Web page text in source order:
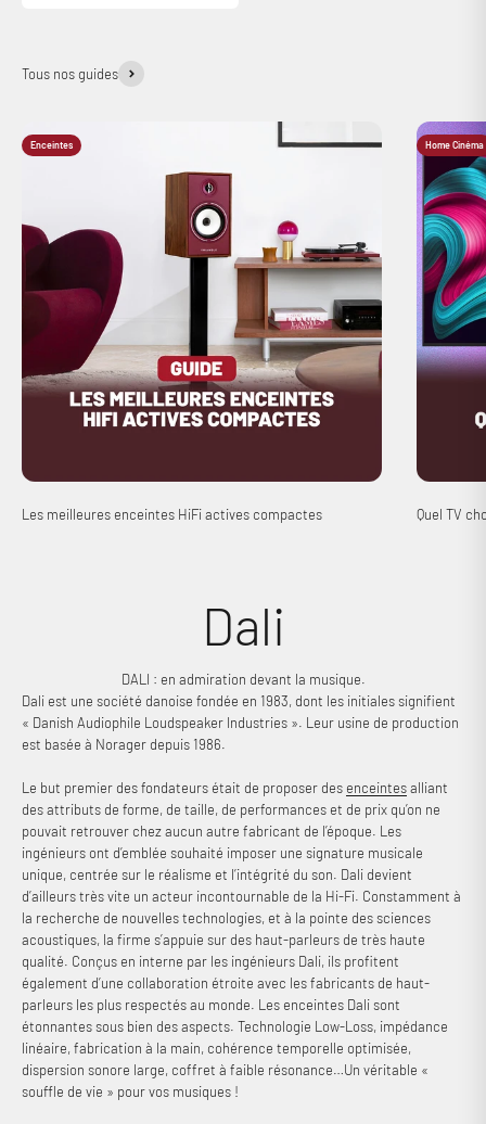
Tous nos guides
Enceintes
Les meilleures enceintes HiFi actives compactes
Home Cinéma
Quel TV
DALI : en admiration devant la musique.
Dali est une société danoise fondée en 1983, dont les initiales signifient
« Danish Audiophile Loudspeaker Industries ». Leur usine de production
est basée à Norager depuis 1986.
Le but premier des fondateurs était de proposer des enceintesalliant
des attributs de forme, de taille, de performances et de prix qu’on ne
pouvait retrouver chez aucun autre fabricant de l’époque. Les
ingénieurs ont d’emblée souhaité imposer une signature musicale
unique, centrée sur le réalisme et l’intégrité du son. Dali devient
d’ailleurs très vite un acteur incontournable de la Hi-Fi. Constamment à
la recherche de nouvelles technologies, et à la pointe des sciences
acoustiques, la firme s’appuie sur des haut-parleurs de très haute
qualité. Conçus en interne par les ingénieurs Dali, ils profitent
également d’une collaboration étroite avec les fabricants de haut-
parleurs les plus respectés au monde. Les enceintes Dali sont
étonnantes sous bien des aspects. Technologie Low-Loss, impédance
linéaire, fabrication à la main, cohérence temporelle optimisée,
dispersion sonore large, coffret à faible résonance…Un véritable «
souffle de vie » pour vos musiques !